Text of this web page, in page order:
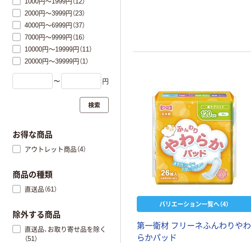
バリエーション一覧へ（4）
第一衛材 フリーネふんわりやわ
らかパッド
2000円～3999円（23）
4000円～6999円（37）
7000円～9999円（16）
10000円～19999円（11）
20000円～39999円（1）
〜 円
検索
お得な商品
アウトレット商品（4）
商品の種類
直送品（61）
除外する商品
直送品、お取り寄せ品を除く
（51）